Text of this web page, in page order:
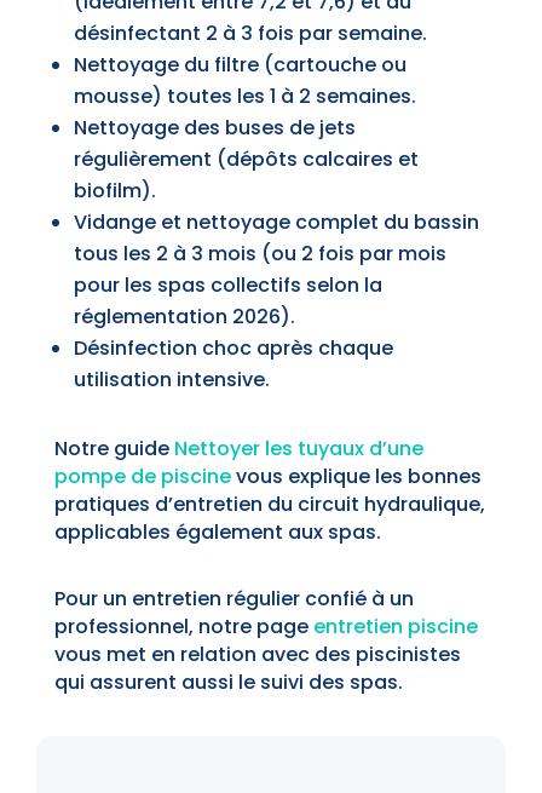
désinfectant 2 à 3 fois par semaine.
Nettoyage du filtre (cartouche ou
mousse) toutes les 1 à 2 semaines.
Nettoyage des buses de jets
régulièrement (dépôts calcaires et
biofilm).
Vidange et nettoyage complet du bassin
tous les 2 à 3 mois (ou 2 fois par mois
pour les spas collectifs selon la
réglementation 2026).
Désinfection choc après chaque
utilisation intensive.
Notre guide Nettoyer les tuyaux d’une
pompe de piscinevous explique les bonnes
pratiques d’entretien du circuit hydraulique,
applicables également aux spas.
Pour un entretien régulier confié à un
professionnel, notre page entretien piscine
vous met en relation avec des piscinistes
qui assurent aussi le suivi des spas.